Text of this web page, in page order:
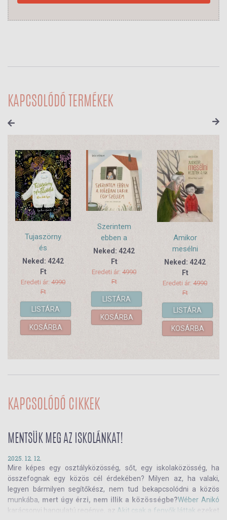
KAPCSOLÓDÓ TERMÉKEK
Tujaszörny
és
Nyírfakobold
Neked: 4242
Ft
Eredeti ár: 4990
Ft
LISTÁRA
KOSÁRBA
Szerintem
ebben a
házban lakik
egy szellem
Neked: 4242
Ft
Eredeti ár: 4990
Ft
LISTÁRA
KOSÁRBA
Amikor
mesélni
kezdtek a fák
Neked: 4242
Ft
Eredeti ár: 4990
Ft
LISTÁRA
KOSÁRBA
KAPCSOLÓDÓ CIKKEK
MENTSÜK MEG AZ ISKOLÁNKAT!
2025. 12. 12.
Mire képes egy osztályközösség, sőt, egy iskolaközösség, ha
összefognak egy közös cél érdekében? Milyen az, ha valaki,
legyen bármilyen segítőkész, nem tud bekapcsolódni a közös
munkába, mert úgy érzi, nem illik a közösségbe?Wéber Anikó
karácsonyi hangulatú regénye, az Akit csak a fenyők láttak ezeket